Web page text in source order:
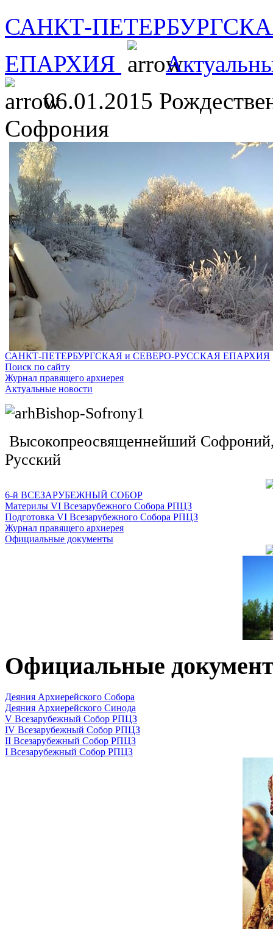
САНКТ-
ЕПАРХИЯ
06.01.2015
Софрония
САНКТ-ПЕТЕРБУРГСКАЯ и СЕВЕРО-РУССКАЯ ЕПАРХИЯ
Поиск по сайту
Журнал правящего архиерея
Актуальные новости
Высокопреосвященнейший
Русский
6-й ВСЕЗАРУБЕЖНЫЙ СОБОР
Материлы VI Всезарубежного Собора РПЦЗ
Подготовка VI Всезарубежного Собора РПЦЗ
Журнал правящего архиерея
Официальные документы
Официальные
Деяния Архиерейского Собора
Деяния Архиерейского Синода
V Всезарубежный Собор РПЦЗ
IV Всезарубежный Собор РПЦЗ
II Всезарубежный Собор РПЦЗ
I Всезарубежный Собор РПЦЗ